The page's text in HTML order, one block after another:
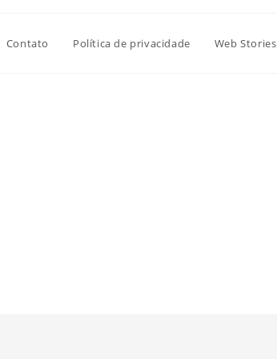
Contato Política de privacidade Web Stories